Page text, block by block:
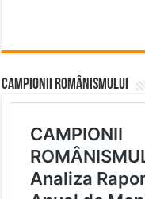
CAMPIONII ROMÂNISMULUI